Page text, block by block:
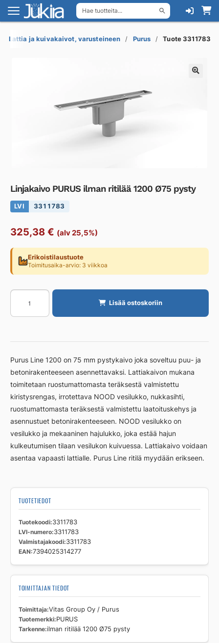
Hae tuotteita...
Siirry
navigointiin
Siirry
sisältöön
Lattia ja kuivakaivot, varusteineen Purus Tuote 3311783
Linjakaivo PURUS ilman ritilää 1200 Ø75 pysty
LVI 3311783
325,38 € (alv 25,5%)
Erikoistilaustuote
Toimitusaika-arvio: 3 viikkoa
Linjakaivo
PURUS
ilman
1200
pysty
määrä
Lisää ostoskoriin
Purus Line 1200 on 75 mm pystykaivo joka soveltuu puu- ja
betonirakenteeseen asennettavaksi. Lattiakaivon mukana
toimitetaan ruostumattomasta teräksestä valmistettu
kiristysrengas, irrotettava NOOD vesilukko, nukkasihti,
ruostumattomasta teräksestä valmistettu laatoituskehys ja
asennustuet betonirakenteeseen. NOOD vesilukko on
vesilukko ja mekaaninen hajulukko, joka estää hajun
kulkeutumisen tilaan vesilukon kuivuessa. Lattiakaivo voidaan
asentaa vapaasti lattialle. Purus Line ritilä myydään erikseen.
TUOTETIEDOT
Tuotekoodi 3311783
LVI-numero 3311783
Valmistajakoodi 3311783
EAN 7394025314277
TOIMITTAJAN TIEDOT
Toimittaja Vitas Group Oy / Purus
Tuotemerkki PURUS
Tarkenne ilman ritilää 1200 Ø75 pysty